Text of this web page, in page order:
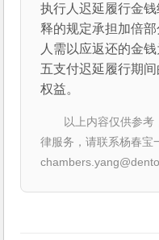
执行人迟延履行金
释的规定承担加倍
人需以应返还的金
五支付迟延履行期
权益。
以上内容仅供参考
律服务，请联系杨春宝